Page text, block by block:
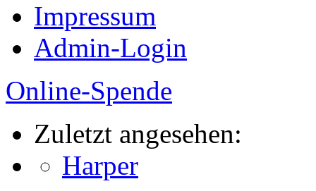
Impressum
Admin-Login
Online-Spende
Zuletzt angesehen:
Harper